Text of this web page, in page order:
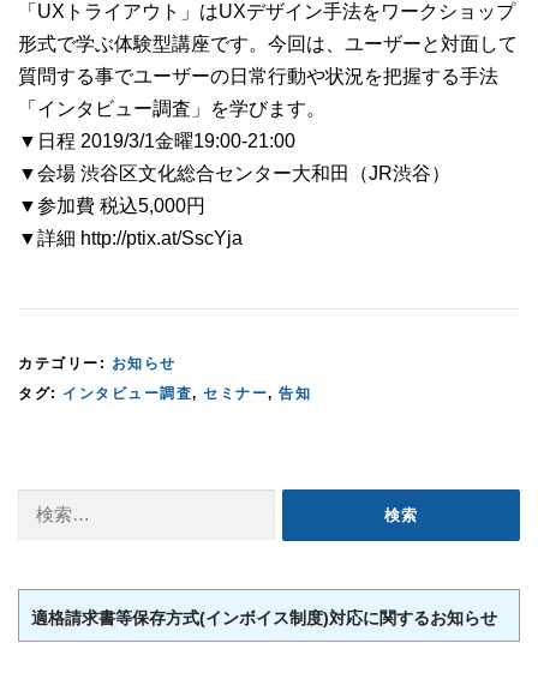
「UXトライアウト」はUXデザイン手法をワークショップ
形式で学ぶ体験型講座です。今回は、ユーザーと対面して
質問する事でユーザーの日常行動や状況を把握する手法
「インタビュー調査」を学びます。
▼日程 2019/3/1金曜19:00-21:00
▼会場 渋谷区文化総合センター大和田（JR渋谷）
▼参加費 税込5,000円
▼詳細 http://ptix.at/SscYja
カテゴリー: お知らせ
タグ: インタビュー調査, セミナー, 告知
適格請求書等保存方式(インボイス制度)対応に関するお知らせ